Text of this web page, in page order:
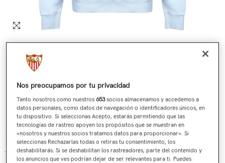
Sudadera Celeste 24/25 Mujer
Precio regular
€49,90 Precio de venta
€21,90
Nos preocupamos por tu privacidad
Tanto nosotros como nuestros653socios almacenamos y accedemos a
datos personales, como datos de navegación o identificadores únicos, en
tu dispositivo. Si seleccionas Acepto, estarás permitiendo que las
tecnologías de rastreo apoyen los propósitos que se muestran en
«nosotros y nuestros socios tratamos datos para proporcionar». Si
seleccionas Rechazarlas todas o retiras tu consentimiento, los
deshabilitarás. Si se deshabilitan los rastreadores, parte del contenido y
los anuncios que ves podrían dejar de ser relevantes para ti. Puedes